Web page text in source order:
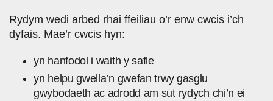
Rydym wedi arbed rhai ffeiliau o’r enw cwcis i’ch
dyfais. Mae’r cwcis hyn:
yn hanfodol i waith y safle
yn helpu gwella’n gwefan trwy gasglu
gwybodaeth ac adrodd am sut rydych chi’n ei